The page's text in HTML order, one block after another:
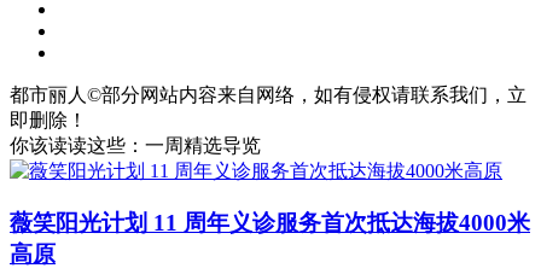
都市丽人©部分网站内容来自网络，如有侵权请联系我们，立
即删除！
你该读读这些：一周精选导览
薇笑阳光计划 11 周年义诊服务首次抵达海拔4000米
高原